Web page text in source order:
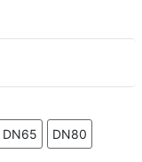
DN65 DN80